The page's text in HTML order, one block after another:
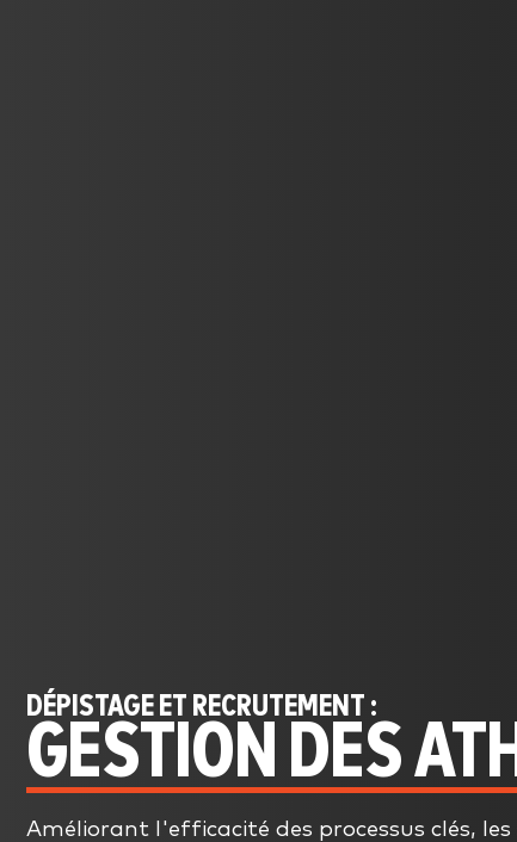
DÉPISTAGE ET RECRUTEMENT :
GESTION DES
Améliorant l'efficacité des processus clés, les